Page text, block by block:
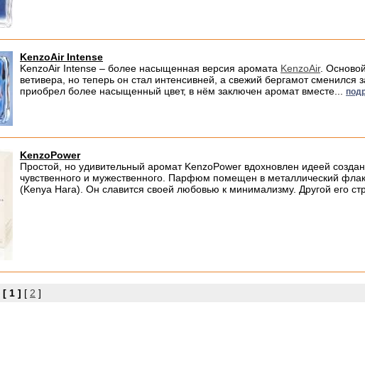
KenzoAir Intense
KenzoAir Intense – более насыщенная версия аромата KenzoAir.
ветивера, но теперь он стал интенсивней, а свежий бергамот
приобрел более насыщенный цвет, в нём заключен аромат вместе...
KenzoPower
Простой, но удивительный аромат KenzoPower вдохновлен идеей
чувственного и мужественного. Парфюм помещен в металлический
(Kenya Hara). Он славится своей любовью к минимализму. Другой его
[ 1 ] [ 2 ]